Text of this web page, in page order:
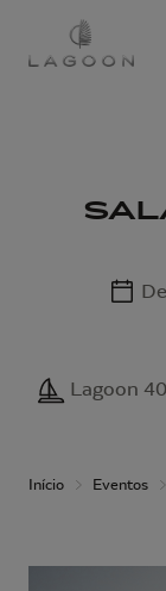
Lagoon
Início Eventos